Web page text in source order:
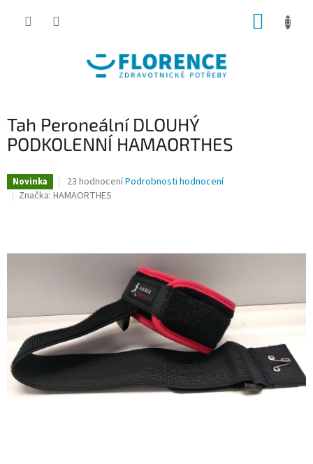
Tah Peroneální DLOUHÝ
PODKOLENNÍ HAMAORTHES
Novinka
Průměrné
hodnocení
23 hodnoceníPodrobnosti hodnocení
Značka: HAMAORTHES